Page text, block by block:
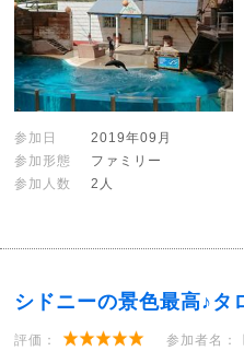
参加日
2019年09月
参加形態
ファミリー
参加人数
2人
シドニーの景色最高♪タ
評価： 参加者名：